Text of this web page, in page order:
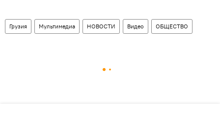
Грузия Мультимедиа НОВОСТИ Видео ОБЩЕСТВО